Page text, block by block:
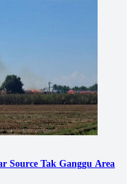
Source Tak Ganggu Area